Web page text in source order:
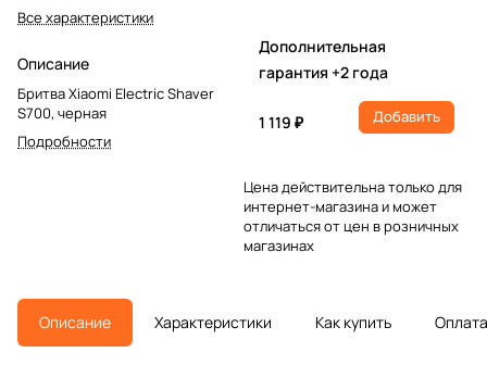
Все характеристики
Описание
Бритва Xiaomi Electric Shaver
S700, черная
Подробности
Дополнительная
гарантия +2 года
1 119 ₽ Добавить
Цена действительна только для
интернет-магазина и может
отличаться от цен в розничных
магазинах
Описание Характеристики Как купить Оплата